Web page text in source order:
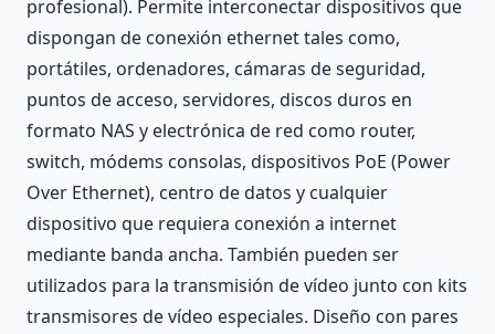
profesional). Permite interconectar dispositivos que
dispongan de conexión ethernet tales como,
portátiles, ordenadores, cámaras de seguridad,
puntos de acceso, servidores, discos duros en
formato NAS y electrónica de red como router,
switch, módems consolas, dispositivos PoE (Power
Over Ethernet), centro de datos y cualquier
dispositivo que requiera conexión a internet
mediante banda ancha. También pueden ser
utilizados para la transmisión de vídeo junto con kits
transmisores de vídeo especiales. Diseño con pares